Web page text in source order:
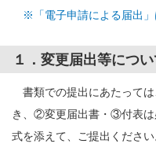
※「電子申請による届出」
１．変更届出等につい
書類での提出にあたって
き、②変更届出書・③付表
式を添えて、ご提出ください